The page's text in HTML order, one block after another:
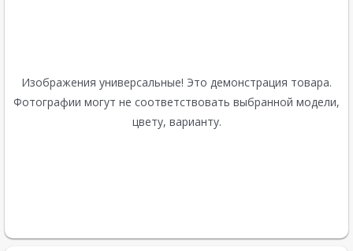
Изображения универсальные! Это демонстрация товара.
Фотографии могут не соответствовать выбранной модели,
цвету, варианту.